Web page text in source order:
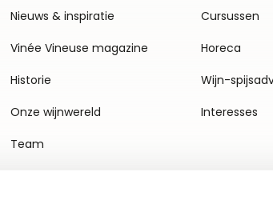
Nieuws & inspiratie
Vinée Vineuse magazine
Historie
Onze wijnwereld
Team
Cursussen
Horeca
Wijn-
Interesses